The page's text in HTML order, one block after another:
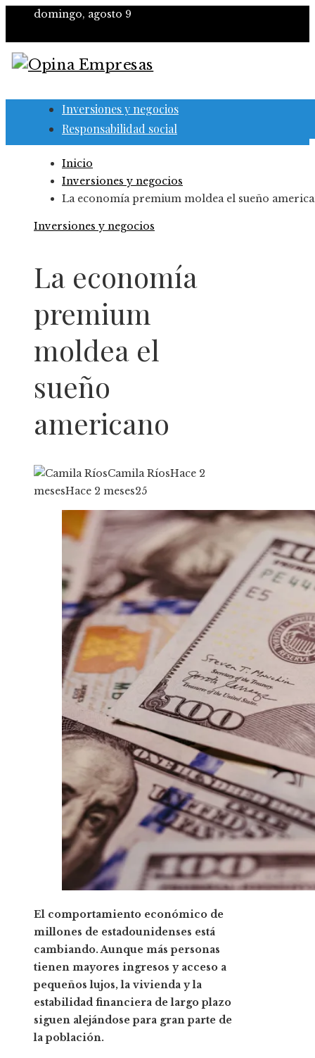
domingo, agosto 9
Inversiones y negocios
Responsabilidad social
Inicio
Inversiones y negocios
La economía premium moldea el sueño
Inversiones y negocios
La economía
premium
moldea el
sueño
americano
Camila RíosHace 2
mesesHace 2 meses25
El comportamiento económico de
millones de estadounidenses está
cambiando. Aunque más personas
tienen mayores ingresos y acceso a
pequeños lujos, la vivienda y la
estabilidad financiera de largo plazo
siguen alejándose para gran parte de
la población.